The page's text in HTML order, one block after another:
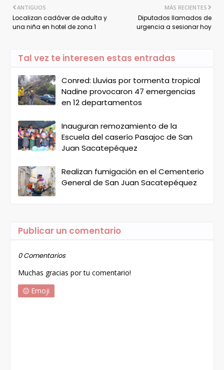
MÁS RECIENTES
Diputados llamados de
urgencia a sesionar hoy
ANTIGUOS
Localizan cadáver de adulta y
una niña en hotel de zona 1
Tal vez te interesen estas entradas
Conred: Lluvias por tormenta tropical
Nadine provocaron 47 emergencias
en 12 departamentos
Inauguran remozamiento de la
Escuela del caserío Pasajoc de San
Juan Sacatepéquez
Realizan fumigación en el Cementerio
General de San Juan Sacatepéquez
Publicar un comentario
0 Comentarios
Muchas gracias por tu comentario!
Emoji